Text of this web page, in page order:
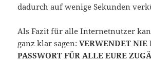
dadurch auf wenige Sekunden
Als Fazit für alle Internetnutzer
ganz klar sagen:VERWENDET NIE
PASSWORT FÜR ALLE EURE